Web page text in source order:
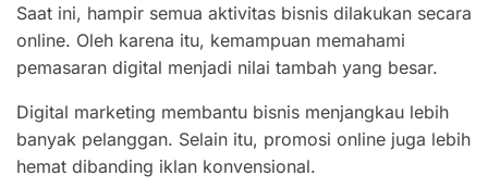
Saat ini, hampir semua aktivitas bisnis dilakukan secara
online. Oleh karena itu, kemampuan memahami
pemasaran digital menjadi nilai tambah yang besar.
Digital marketing membantu bisnis menjangkau lebih
banyak pelanggan. Selain itu, promosi online juga lebih
hemat dibanding iklan konvensional.